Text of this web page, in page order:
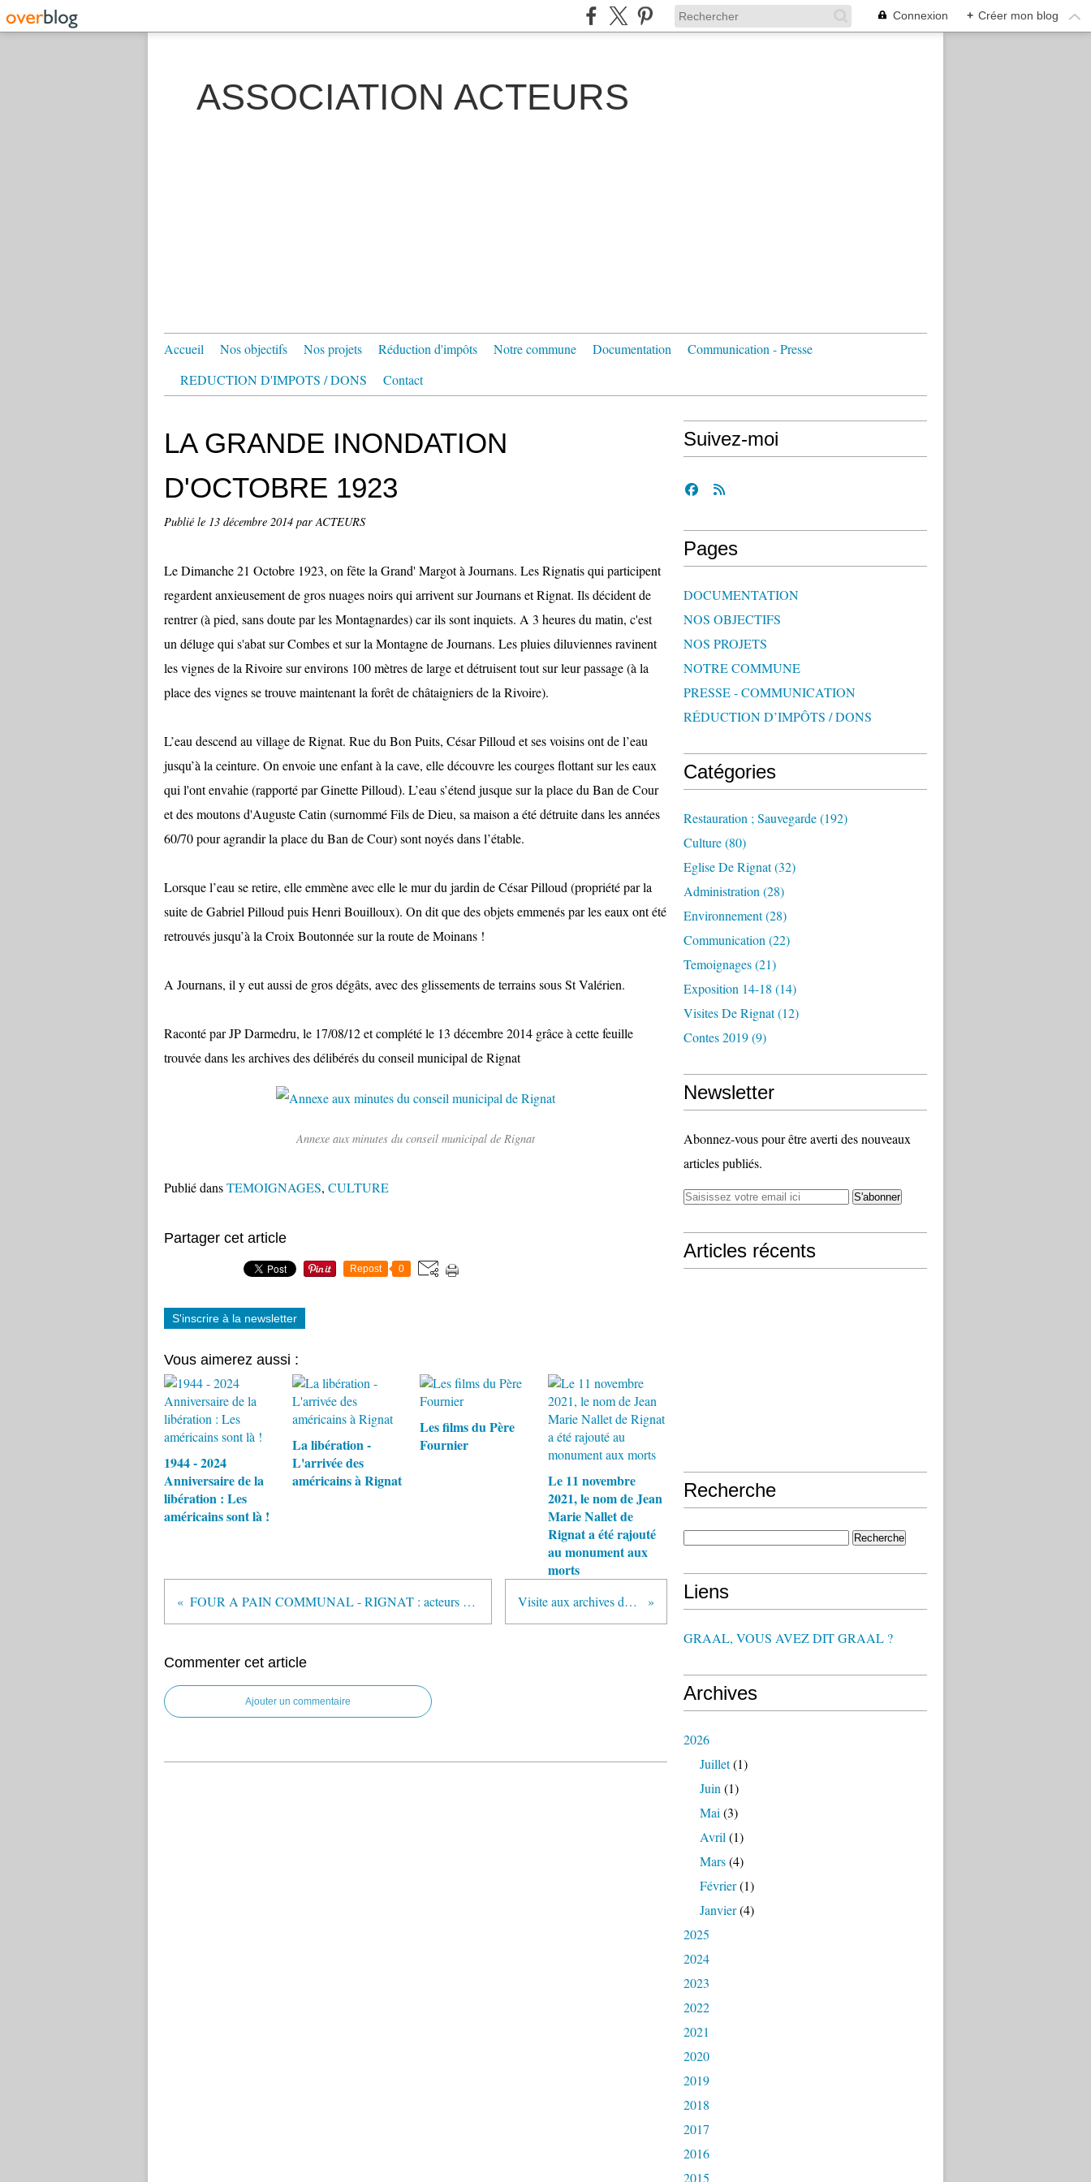
Connexion + Créer mon blog
ASSOCIATION ACTEURS
Accueil Nos objectifs Nos projets Réduction d'impôts Notre commune Documentation
Communication - Presse
REDUCTION D'IMPOTS / DONS
Contact
LA GRANDE INONDATION
D'OCTOBRE 1923
Publié le 13 décembre 2014 par ACTEURS
Le Dimanche 21 Octobre 1923, on fête la Grand' Margot à Journans. Les Rignatis qui participent
regardent anxieusement de gros nuages noirs qui arrivent sur Journans et Rignat. Ils décident de
rentrer (à pied, sans doute par les Montagnardes) car ils sont inquiets. A 3 heures du matin, c'est
un déluge qui s'abat sur Combes et sur la Montagne de Journans. Les pluies diluviennes ravinent
les vignes de la Rivoire sur environs 100 mètres de large et détruisent tout sur leur passage (à la
place des vignes se trouve maintenant la forêt de châtaigniers de la Rivoire).
L’eau descend au village de Rignat. Rue du Bon Puits, César Pilloud et ses voisins ont de l’eau
jusqu’à la ceinture. On envoie une enfant à la cave, elle découvre les courges flottant sur les eaux
qui l'ont envahie (rapporté par Ginette Pilloud). L’eau s’étend jusque sur la place du Ban de Cour
et des moutons d'Auguste Catin (surnommé Fils de Dieu, sa maison a été détruite dans les années
60/70 pour agrandir la place du Ban de Cour) sont noyés dans l’étable.
Lorsque l’eau se retire, elle emmène avec elle le mur du jardin de César Pilloud (propriété par la
suite de Gabriel Pilloud puis Henri Bouilloux). On dit que des objets emmenés par les eaux ont été
retrouvés jusqu’à la Croix Boutonnée sur la route de Moinans !
A Journans, il y eut aussi de gros dégâts, avec des glissements de terrains sous St Valérien.
Raconté par JP Darmedru, le 17/08/12 et complété le 13 décembre 2014 grâce à cette feuille
trouvée dans les archives des délibérés du conseil municipal de Rignat
Annexe aux minutes du conseil municipal de Rignat
Publié dansTEMOIGNAGES, CULTURE
Partager cet article
Repost 0
S'inscrire à la newsletter
Vous aimerez aussi :
1944 - 2024
Anniversaire de la
libération : Les
américains sont là !
La libération -
L'arrivée des
américains à Rignat
Les films du Père
Fournier
Le 11 novembre
2021, le nom de Jean
Marie Nallet de
Rignat a été rajouté
au monument aux
morts
FOUR A PAIN COMMUNAL - RIGNAT : acteurs en action ! Visite aux archives de l'Ain
Commenter cet article
Ajouter un commentaire
Suivez-moi
Pages
DOCUMENTATION
NOS OBJECTIFS
NOS PROJETS
NOTRE COMMUNE
PRESSE - COMMUNICATION
RÉDUCTION D’IMPÔTS / DONS
Catégories
Restauration ; Sauvegarde(192)
Culture(80)
Eglise De Rignat(32)
Administration (28)
Environnement(28)
Communication (22)
Temoignages(21)
Exposition 14-18 (14)
Visites De Rignat(12)
Contes 2019(9)
Newsletter
Abonnez-vous pour être averti des nouveaux
articles publiés.
Articles récents
Recherche
Liens
GRAAL, VOUS AVEZ DIT GRAAL ?
Archives
2026
Juillet(1)
Juin (1)
Mai (3)
Avril (1)
Mars(4)
Février(1)
Janvier(4)
2025
2024
2023
2022
2021
2020
2019
2018
2017
2016
2015